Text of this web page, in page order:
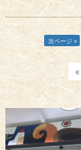
次ページ
«